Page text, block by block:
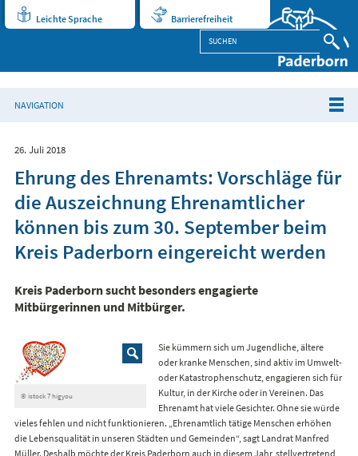
Leichte Sprache Barrierefreiheit
NAVIGATION
26. Juli 2018
Ehrung des Ehrenamts: Vorschläge für
die Auszeichnung Ehrenamtlicher
können bis zum 30. September beim
Kreis Paderborn eingereicht werden
Kreis Paderborn sucht besonders engagierte
Mitbürgerinnen und Mitbürger.
© istock 7 higyou
Sie kümmern sich um Jugendliche, ältere
oder kranke Menschen, sind aktiv im Umwelt-
oder Katastrophenschutz, engagieren sich für
Kultur, in der Kirche oder in Vereinen. Das
Ehrenamt hat viele Gesichter. Ohne sie würde
vieles fehlen und nicht funktionieren. „Ehrenamtlich tätige Menschen erhöhen
die Lebensqualität in unseren Städten und Gemeinden“, sagt Landrat Manfred
Müller. Deshalb möchte der Kreis Paderborn auch in diesem Jahr, stellvertretend